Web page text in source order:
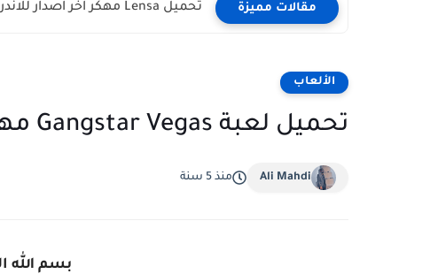
مقالات مميزة تحميل Lensa مهكر آخر اصدار للاندرويد
الألعاب
تحميل لعبة Gangstar Vegas مهكرة 2021 الإصدار الاخير للاندرويد
Ali Mahdi منذ 5 سنة
بسم الله